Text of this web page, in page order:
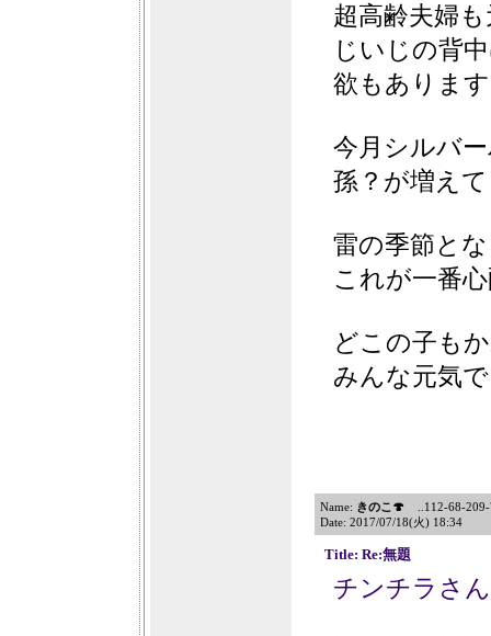
超高齢夫婦
じいじの背
欲もあります
今月シルバ
孫？が増え
雷の季節と
これが一番
どこの子も
みんな元気
Name: きのこ🍄 ..112-68-209-
Date: 2017/07/18(火) 18:34
Title: Re:無題
チンチラさ